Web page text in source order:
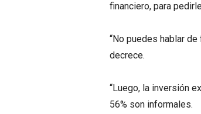
financiero, para
“No puedes hablar
decrece.
“Luego, la inversión
56% son informales.